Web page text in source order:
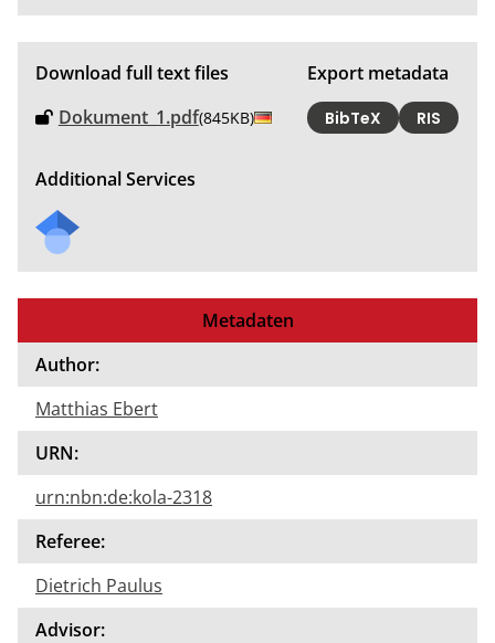
Download full text files
Dokument_1.pdf(845KB)
Export metadata
BibTeX RIS
Additional Services
Metadaten
Author:
Matthias Ebert
URN:
urn:nbn:de:kola-2318
Referee:
Dietrich Paulus
Advisor: